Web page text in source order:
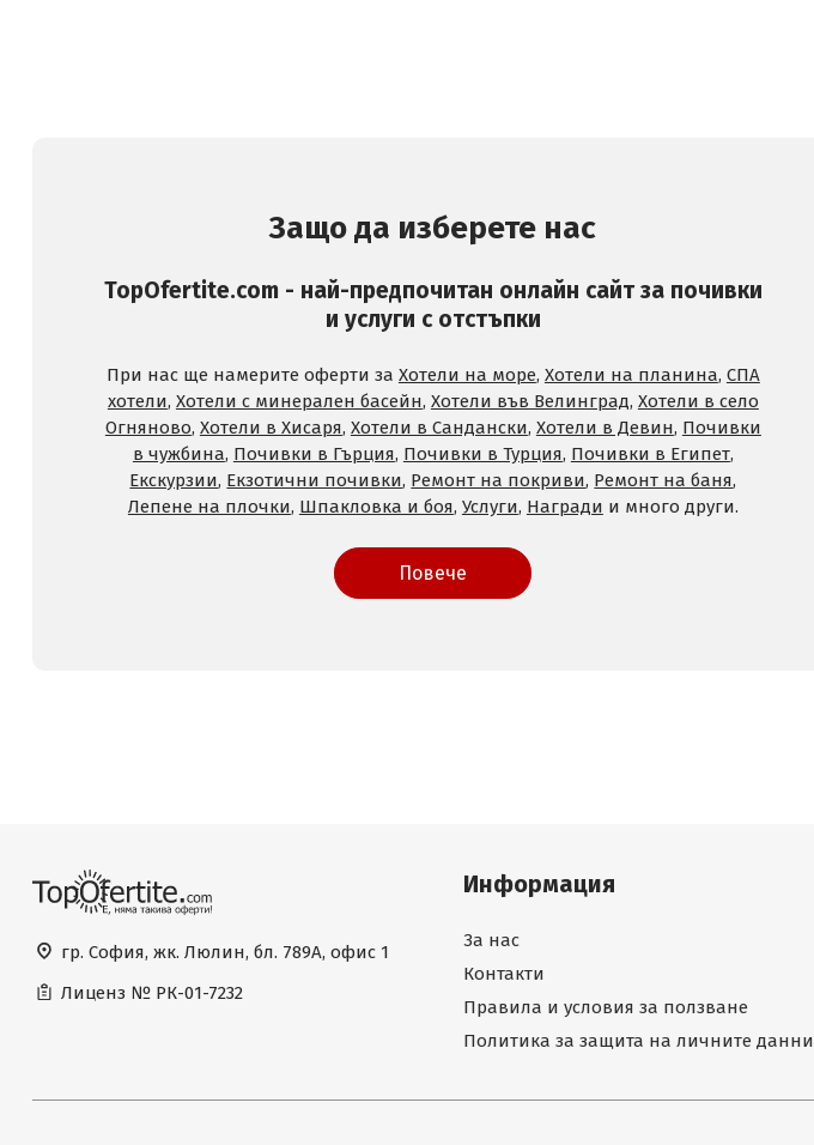
Защо да изберете нас
TopOfertite.com - най-предпочитан онлайн сайт за почивки
и услуги с отстъпки
При нас ще намерите оферти за Хотели на море, Хотели на планина, СПА
хотели, Хотели с минерален басейн, Хотели във Велинград, Хотели в село
Огняново, Хотели в Хисаря, Хотели в Сандански, Хотели в Девин, Почивки
в чужбина, Почивки в Гърция, Почивки в Турция, Почивки в Египет,
Екскурзии, Екзотични почивки, Ремонт на покриви, Ремонт на баня,
Лепене на плочки, Шпакловка и боя, Услуги, Награди и много други.
Повече
гр. София, жк. Люлин, бл. 789А, офис 1
Лиценз № РК-01-7232
Информация
За нас
Контакти
Правила и условия за ползване
Политика за защита на личните данни